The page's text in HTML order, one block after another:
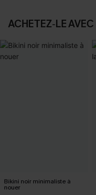
ACHETEZ‑LE AVEC
Bikini noir minimaliste à
nouer